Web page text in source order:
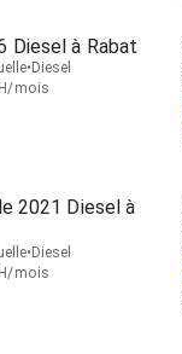
Diesel à Rabat
Diesel
/mois
2021 Diesel à
Diesel
/mois